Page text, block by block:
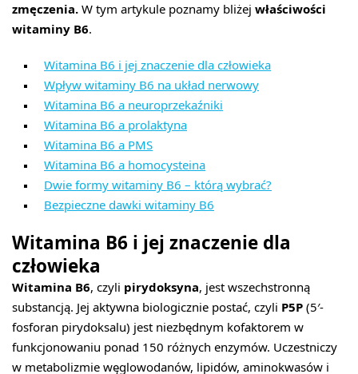
zmęczenia. W tym artykule poznamy bliżej właściwości
witaminy B6
Witamina B6 i jej znaczenie dla człowieka
Wpływ witaminy B6 na układ nerwowy
Witamina B6 a neuroprzekaźniki
Witamina B6 a prolaktyna
Witamina B6 a PMS
Witamina B6 a homocysteina
Dwie formy witaminy B6 – którą wybrać?
Bezpieczne dawki witaminy B6
Witamina B6 i jej znaczenie dla
człowieka
Witamina B6 , czyli pirydoksyna , jest wszechstronną
substancją. Jej aktywna biologicznie postać, czyli P5P (5′-
fosforan pirydoksalu) jest niezbędnym kofaktorem w
funkcjonowaniu ponad 150 różnych enzymów. Uczestniczy
w metabolizmie węglowodanów, lipidów, aminokwasów i